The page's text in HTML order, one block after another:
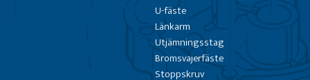
U-fäste
Länkarm
Utjämningsstag
Bromsvajerfäste
Stoppskruv